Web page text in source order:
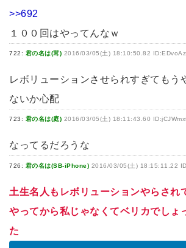
>>692
１００回はやってんなｗ
722: 君の名は(茸) 2016/03/05(土) 18:10:50.82
レボリューションさせられすぎてもう
ないか心配
723: 君の名は(庭) 2016/03/05(土) 18:11:43.60
なってるだろうな
726: 君の名は(SB-iPhone) 2016/03/05(土) 18:15:11.22
土生名人もレボリューションやらされ
やってから私じゃなくてベリカでしょ
た